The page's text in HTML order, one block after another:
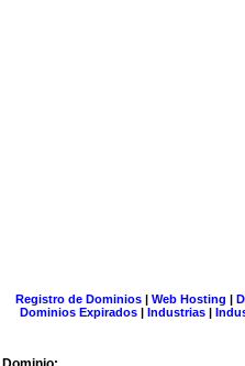
Registro de Dominios| Web Hosting |
Dominios Expirados | Industrias |